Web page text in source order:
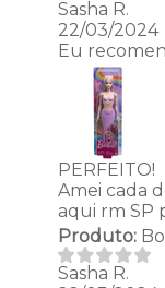
Sasha R.
22/03/2024
Eu
PERFEITO!
Amei cada
aqui rm SP
Produto:
Sasha R.